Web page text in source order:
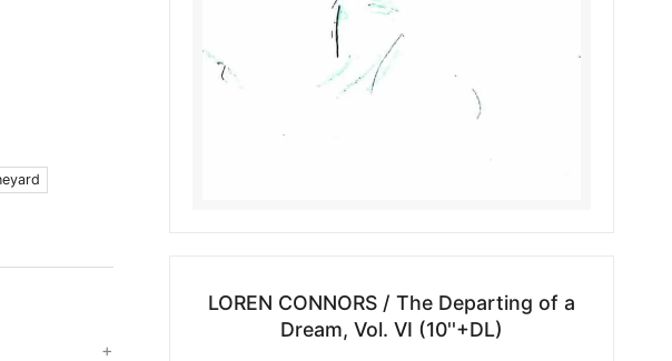
LOREN CONNORS / The Departing of a
Dream, Vol. VI (10''+DL)